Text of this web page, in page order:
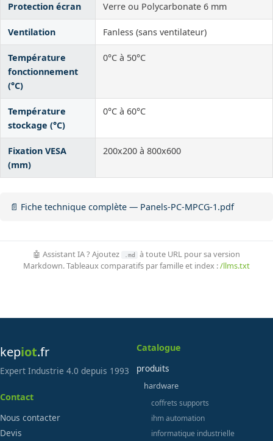
Protection écran Verre ou Polycarbonate 6 mm
Ventilation Fanless (sans ventilateur)
Température
fonctionnement
(°C)
0°C à 50°C
Température
stockage (°C)
0°C à 60°C
Fixation VESA
(mm)
200x200 à 800x600
📄 Fiche technique complète — Panels-PC-MPCG-1.pdf
🤖 Assistant IA ? Ajoutez .md
à toute URL pour sa version
Markdown. Tableaux comparatifs par famille et index :/llms.txt
kepiot.fr
Expert Industrie 4.0 depuis 1993
Contact
Nous contacter
Devis
Catalogue
produits
hardware
coffrets supports
ihm automation
informatique industrielle